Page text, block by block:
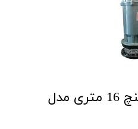
پمپ کفکش ایکار 2 اینچ 16 متری مدل